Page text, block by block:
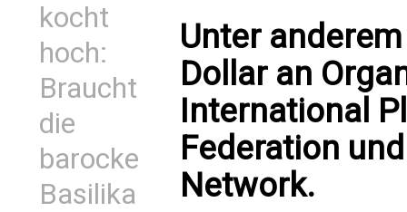
kocht
hoch:
Braucht
die
barocke
Basilika
Unter
Dollar an
International
Federation
Network.